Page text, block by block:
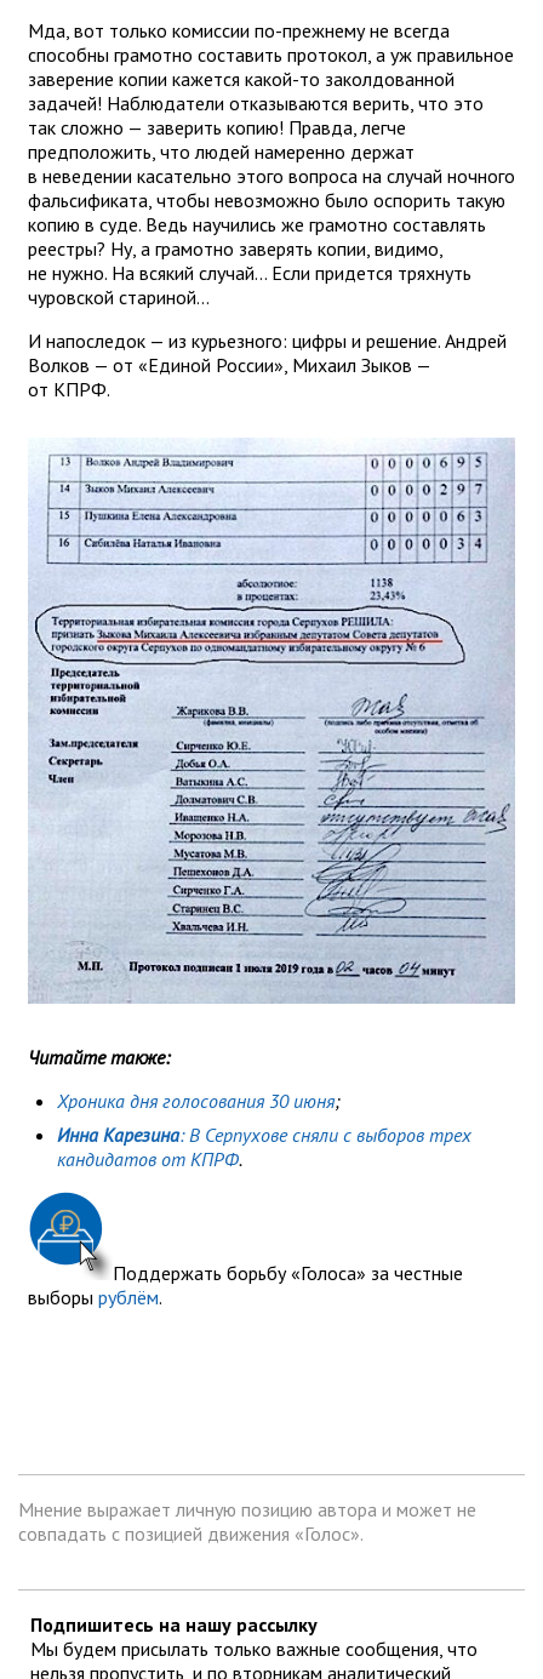
Мда, вот только комиссии по-прежнему не всегда
способны грамотно составить протокол, а уж правильное
заверение копии кажется какой-то заколдованной
задачей! Наблюдатели отказываются верить, что это
так сложно — заверить копию! Правда, легче
предположить, что людей намеренно держат
в неведении касательно этого вопроса на случай ночного
фальсификата, чтобы невозможно было оспорить такую
копию в суде. Ведь научились же грамотно составлять
реестры? Ну, а грамотно заверять копии, видимо,
не нужно. На всякий случай... Если придется тряхнуть
чуровской стариной...
И напоследок — из курьезного: цифры и решение. Андрей
Волков — от «Единой России», Михаил Зыков —
от КПРФ.
Читайте также:
Хроника дня голосования 30 июня;
Инна Карезина: В Серпухове сняли с выборов трех
кандидатов от КПРФ.
Поддержать борьбу «Голоса» за честные
выборы рублём.
Мнение выражает личную позицию автора и может не
совпадать с позицией движения «Голос».
Подпишитесь на нашу рассылку
Мы будем присылать только важные сообщения, что
нельзя пропустить, и по вторникам аналитический